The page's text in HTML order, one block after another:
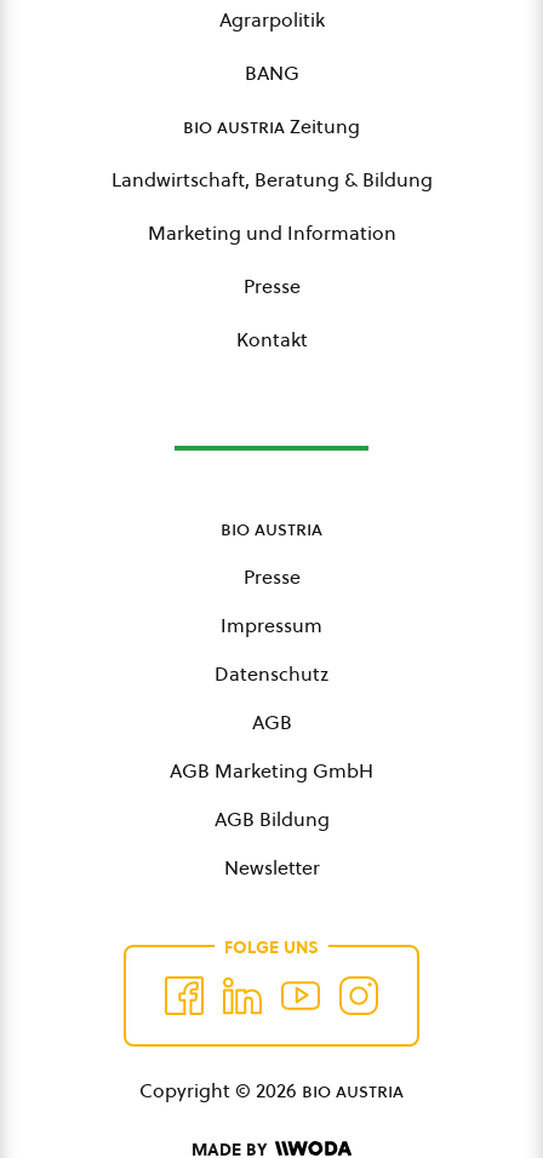
Agrarpolitik
BANG
bio austriaZeitung
Landwirtschaft, Beratung & Bildung
Marketing und Information
Presse
Kontakt
bio austria
Presse
Impressum
Datenschutz
AGB
AGB Marketing GmbH
AGB Bildung
Newsletter
FOLGE UNS
Copyright © 2026 bio austria
MADE BY